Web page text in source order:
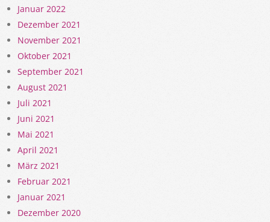
Januar 2022
Dezember 2021
November 2021
Oktober 2021
September 2021
August 2021
Juli 2021
Juni 2021
Mai 2021
April 2021
März 2021
Februar 2021
Januar 2021
Dezember 2020